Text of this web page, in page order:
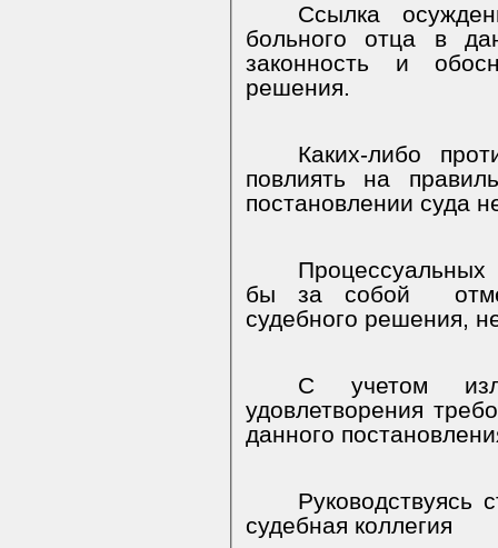
Ссылка
больного отца в
законность и
решения.
Каких-либо
повлиять на
постановлении суда
бы за собой
судебного решения,
С учетом
удовлетворения
данного
судебная коллегия